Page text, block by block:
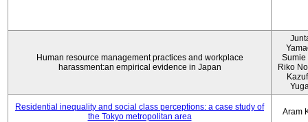
Human resource management practices and workplace
harassment:an empirical evidence in Japan
Sumie
Riko
Residential inequality and social class perceptions: a case study of
the Tokyo metropolitan area
Aram